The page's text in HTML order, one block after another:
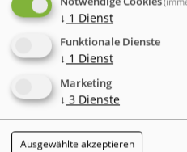
durchläuft gegenwärtig einen
Anbieter gleichermaßen betrifft
vor neue Herausforderungen
bewusst Datentarife ohne
↓ 1 Dienst
Funktionale Dienste
↓ 1 Dienst
Marketing
↓ 3 Dienste
Ausgewählte akzeptieren